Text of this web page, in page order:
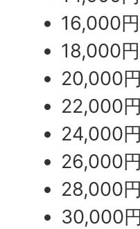
16,000円
18,000円
20,000円
22,000円
24,000円
26,000円
28,000円
30,000円